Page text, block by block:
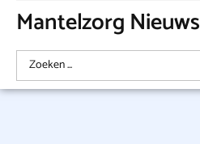
Mantelzorg Nieuws